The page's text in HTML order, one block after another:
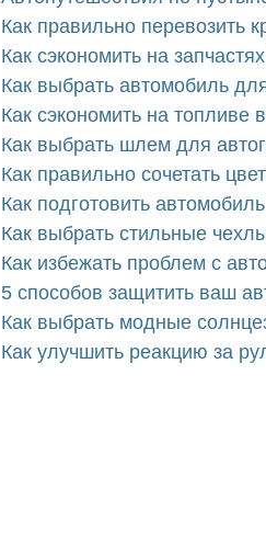
Как правильно перевозить
Как сэкономить на
Как выбрать автомобиль
Как сэкономить на топливе
Как выбрать шлем для
Как правильно сочетать
Как подготовить
Как выбрать стильные
Как избежать проблем с
5 способов защитить ваш
Как выбрать модные
Как улучшить реакцию за